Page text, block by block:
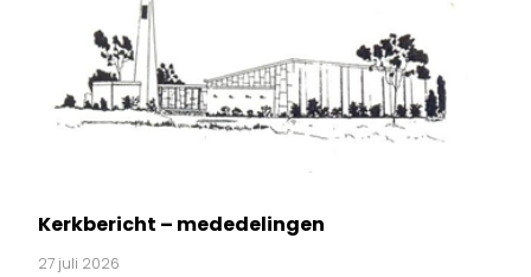
Kerkbericht – mededelingen
27 juli 2026